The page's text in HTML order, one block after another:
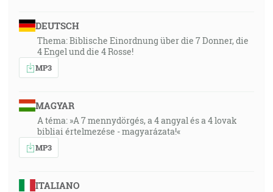
DEUTSCH
Thema: Biblische Einordnung über die 7 Donner, die
4 Engel und die 4 Rosse!
MP3
MAGYAR
A téma: »A 7 mennydörgés, a 4 angyal és a 4 lovak
bibliai értelmezése - magyarázata!«
MP3
ITALIANO